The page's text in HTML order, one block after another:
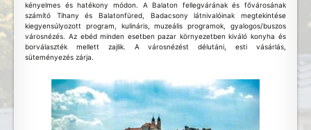
kényelmes és hatékony módon. A Balaton fellegvárának és fővárosának
számító Tihany és Balatonfüred, Badacsony látnivalóinak megtekintése
kiegyensúlyozott program, kulináris, muzeális programok, gyalogos/buszos
városnézés. Az ebéd minden esetben pazar környezetben kiváló konyha és
borválaszték mellett zajlik. A városnézést délutáni, esti vásárlás,
süteményezés zárja.